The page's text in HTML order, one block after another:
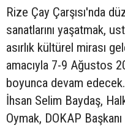
Rize Çay Çarşısı'nda
sanatlarını yaşatmak,
asırlık kültürel mirası
amacıyla 7-9 Ağustos
boyunca devam
İhsan Selim Baydaş,
Oymak, DOKAP